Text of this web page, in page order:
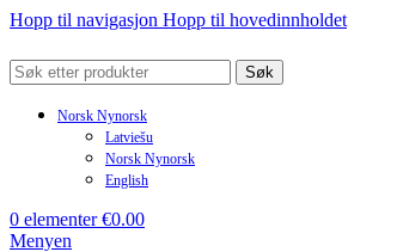
Hopp til navigasjon Hopp til hovedinnholdet
Søk
Norsk Nynorsk
Latviešu
Norsk Nynorsk
English
0 elementer €0.00
Menyen